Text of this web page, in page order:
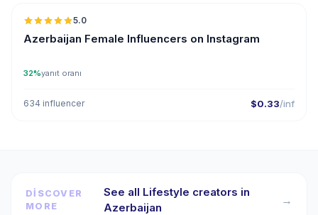
5.0
Azerbaijan Female Influencers on Instagram
32%yanıt oranı
634 influencer $0.33/inf
DISCOVER
MORE
See all Lifestyle creators in
Azerbaijan
→